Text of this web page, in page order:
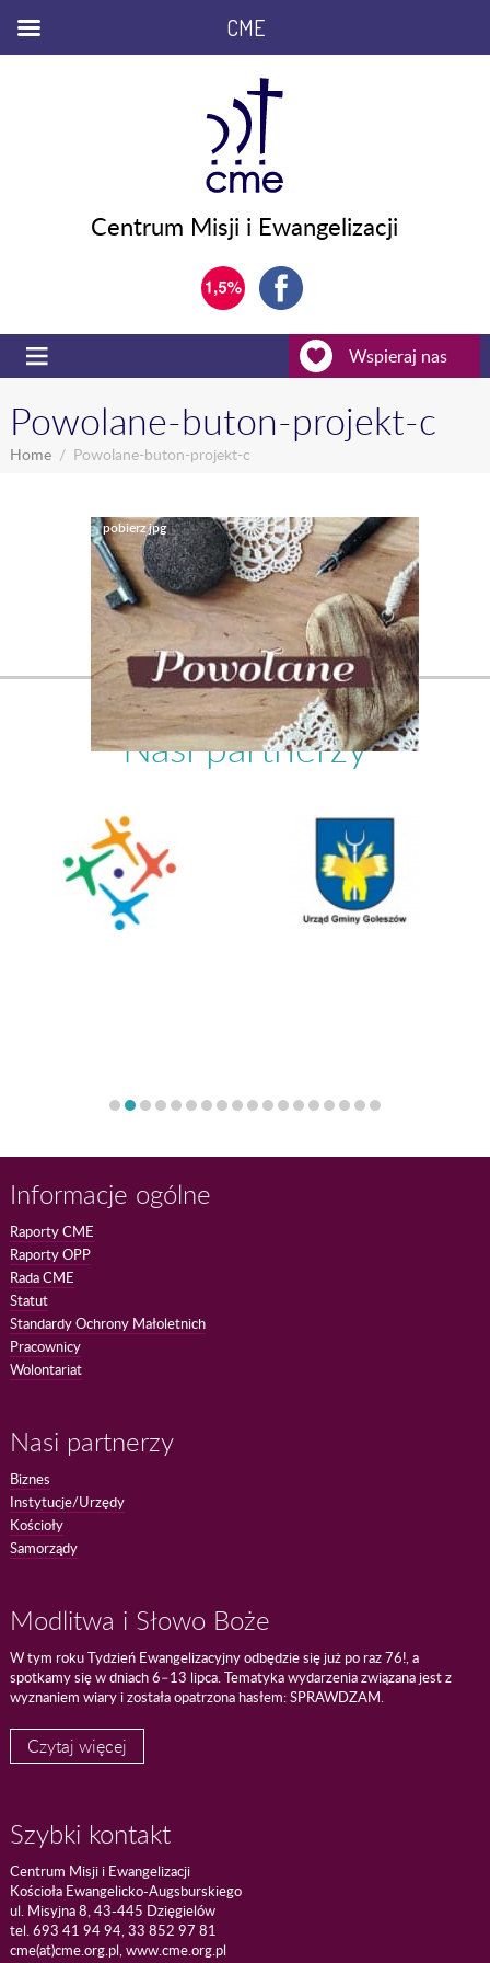
Centrum Misji i Ewangelizacji
Wspieraj nas
Powolane-buton-projekt-c
Home Powolane-buton-projekt-c
Nasi partnerzy
Informacje ogólne
Raporty CME
Raporty OPP
Rada CME
Statut
Standardy Ochrony Małoletnich
Pracownicy
Wolontariat
Nasi partnerzy
Biznes
Instytucje/Urzędy
Kościoły
Samorządy
Modlitwa i Słowo Boże
W tym roku Tydzień Ewangelizacyjny odbędzie się już po raz 76!, a
spotkamy się w dniach 6–13 lipca. Tematyka wydarzenia związana jest z
wyznaniem wiary i została opatrzona hasłem: SPRAWDZAM.
Czytaj więcej
Szybki kontakt
Centrum Misji i Ewangelizacji
Kościoła Ewangelicko-Augsburskiego
ul. Misyjna 8, 43-445 Dzięgielów
tel. 693 41 94 94, 33 852 97 81
cme(at)cme.org.pl, www.cme.org.pl
CME